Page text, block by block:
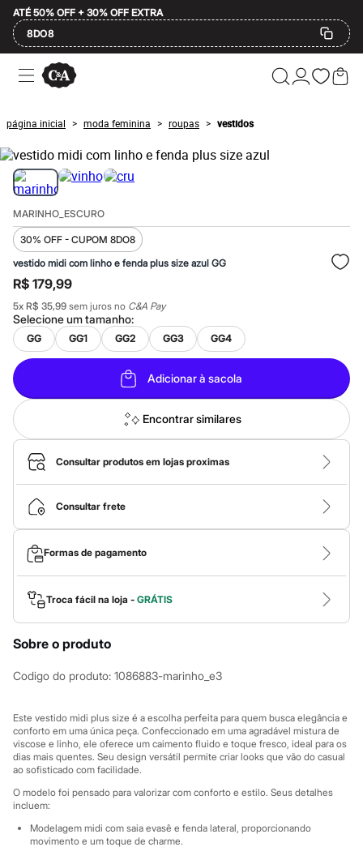
ATÉ 50% OFF + 30% OFF EXTRA
8DO8
Ofertas
Compre por Departamento
Masculino
Infantil
Calçados
Plus Size
2 calçados por R$189
2 peças por R$199
3 lingeries por R$99
3 itens de beleza por R$129
Até 20% off
Até 40% off
Até 60% off
A partir de 60% off
Feminino
Em alta
Inverno
Alfaiataria
Novidades
Roupas
Blusas e Camisetas
Básicos
Calças
Casacos e Jaquetas
Jeans
Macacões
Saias
Shorts e Bermudas
Vestidos
Acessórios
Bolsas
Bonés e Chapéus
Bijoux
Relógios
Calçados
Botas
Chinelos
Rasteirinhas
Sandálias
Sapatilhas
Marcas
City
Clock House
Mindset
Sawary
Yessica
Moda esportiva
Blusas
página inicial > moda feminina > roupas > vestidos
MARINHO_ESCURO
30% OFF - CUPOM 8DO8
vestido midi com linho e fenda plus size azul GG
R$ 179,99
5x R$ 35,99 sem juros no C&A Pay
Selecione umtamanho:
GG GG1 GG2 GG3 GG4
Adicionar à sacola
Encontrar similares
Consultar produtos em lojas proximas
Consultar frete
Formas de pagamento
Troca fácil na loja - GRÁTIS
Sobre o produto
Codigo do produto: 1086883-marinho_e3
Este vestido midi plus size é a escolha perfeita para quem busca elegância e
conforto em uma única peça. Confeccionado em uma agradável mistura de
viscose e linho, ele oferece um caimento fluido e toque fresco, ideal para os
dias mais quentes. Seu design versátil permite criar looks que vão do casual
ao sofisticado com facilidade.
O modelo foi pensado para valorizar com conforto e estilo. Seus detalhes
incluem:
Modelagem midi com saia evasê e fenda lateral, proporcionando
movimento e um toque de charme.